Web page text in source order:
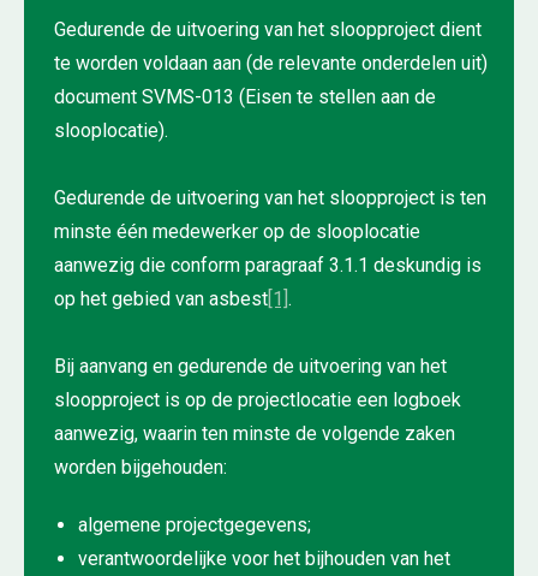
Gedurende de uitvoering van het sloopproject dient
te worden voldaan aan (de relevante onderdelen uit)
document SVMS-013 (Eisen te stellen aan de
slooplocatie).
Gedurende de uitvoering van het sloopproject is ten
minste één medewerker op de slooplocatie
aanwezig die conform paragraaf 3.1.1 deskundig is
op het gebied van asbest[1].
Bij aanvang en gedurende de uitvoering van het
sloopproject is op de projectlocatie een logboek
aanwezig, waarin ten minste de volgende zaken
worden bijgehouden:
algemene projectgegevens;
verantwoordelijke voor het bijhouden van het